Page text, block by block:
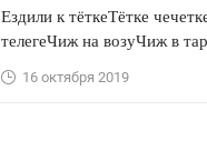
Ездили к тёткеТётке
телегеЧиж на возуЧиж в
16 октября 2019